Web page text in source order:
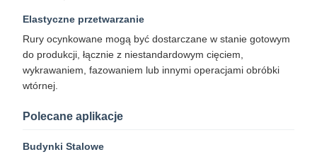
Elastyczne przetwarzanie
Rury ocynkowane mogą być dostarczane w stanie gotowym
do produkcji, łącznie z niestandardowym cięciem,
wykrawaniem, fazowaniem lub innymi operacjami obróbki
wtórnej.
Polecane aplikacje
Budynki Stalowe